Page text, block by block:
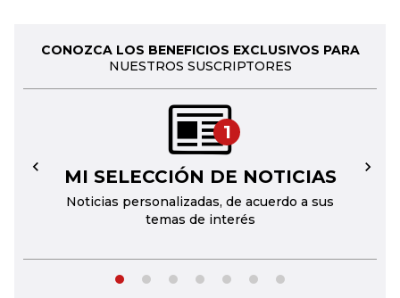
CONOZCA LOS BENEFICIOS EXCLUSIVOS PARA
NUESTROS SUSCRIPTORES
1
MI SELECCIÓN DE NOTICIAS
Noticias personalizadas, de acuerdo a sus
temas de interés
← →